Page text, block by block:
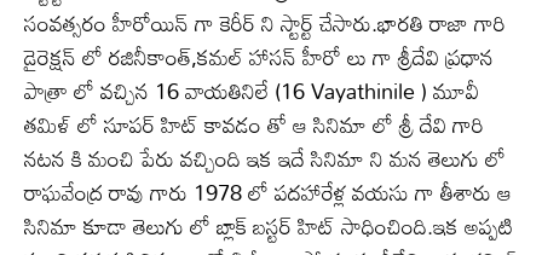
సంవత్సరం హీరోయిన్ గా కెరీర్ ని స్టార్ట్ చేసారు.భారతి రాజా గారి
డైరెక్షన్ లో రజినీకాంత్,కమల్ హాసన్ హీరో లు గా శ్రీదేవి ప్రధాన
పాత్రా లో వచ్చిన 16 వాయతినిలే (16 Vayathinile ) మూవీ
తమిళ్ లో సూపర్ హిట్ కావడం తో ఆ సినిమా లో శ్రీ దేవి గారి
నటన కి మంచి పేరు వచ్చింది ఇక ఇదే సినిమా ని మన తెలుగు లో
రాఘవేంద్ర రావు గారు 1978 లో పదహారేళ్ల వయసు గా తీశారు ఆ
సినిమా కూడా తెలుగు లో బ్లాక్ బస్టర్ హిట్ సాధించింది.ఇక అప్పటి